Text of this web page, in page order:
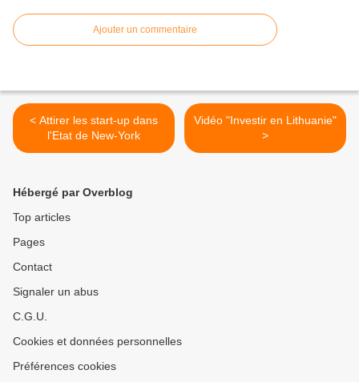
Ajouter un commentaire
< Attirer les start-up dans
l'Etat de New-York
Vidéo "Investir en Lithuanie"
>
Hébergé par Overblog
Top articles
Pages
Contact
Signaler un abus
C.G.U.
Cookies et données personnelles
Préférences cookies